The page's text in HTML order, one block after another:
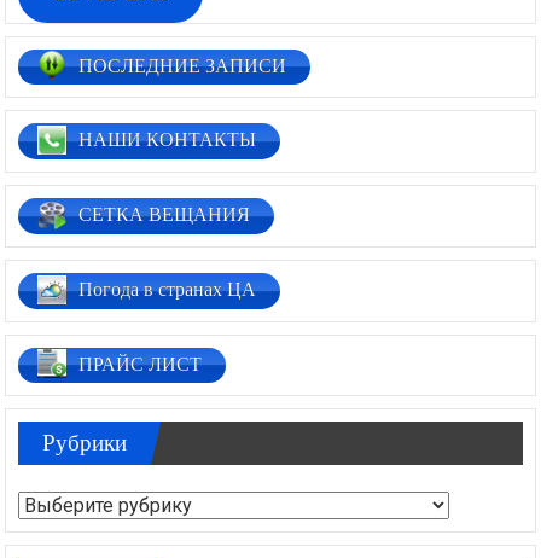
ПОСЛЕДНИЕ ЗАПИСИ
НАШИ КОНТАКТЫ
СЕТКА ВЕЩАНИЯ
Погода в странах ЦА
ПРАЙС ЛИСТ
Рубрики
Рубрики